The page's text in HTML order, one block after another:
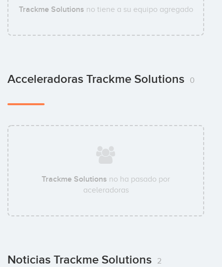
Trackme Solutions no tiene a su equipo agregado
Acceleradoras Trackme Solutions 0
Trackme Solutions no ha pasado por
aceleradoras
Noticias Trackme Solutions 2